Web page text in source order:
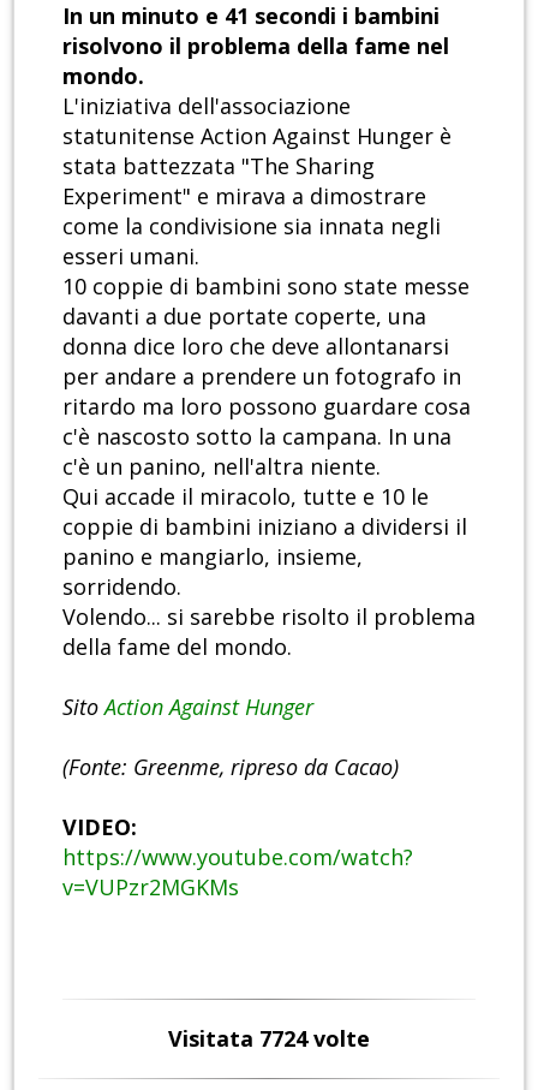
In un minuto e 41 secondi i bambini
risolvono il problema della fame nel
mondo.
L'iniziativa dell'associazione
statunitense Action Against Hunger è
stata battezzata "The Sharing
Experiment" e mirava a dimostrare
come la condivisione sia innata negli
esseri umani.
10 coppie di bambini sono state messe
davanti a due portate coperte, una
donna dice loro che deve allontanarsi
per andare a prendere un fotografo in
ritardo ma loro possono guardare cosa
c'è nascosto sotto la campana. In una
c'è un panino, nell'altra niente.
Qui accade il miracolo, tutte e 10 le
coppie di bambini iniziano a dividersi il
panino e mangiarlo, insieme,
sorridendo.
Volendo... si sarebbe risolto il problema
della fame del mondo.
SitoAction Against Hunger
(Fonte: Greenme, ripreso da Cacao)
VIDEO:
https://www.youtube.com/watch?
v=VUPzr2MGKMs
Visitata 7724 volte